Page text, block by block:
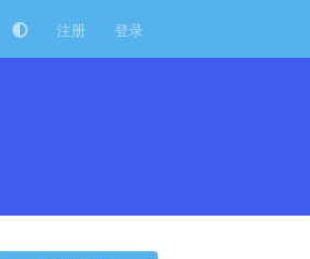
注册 登录